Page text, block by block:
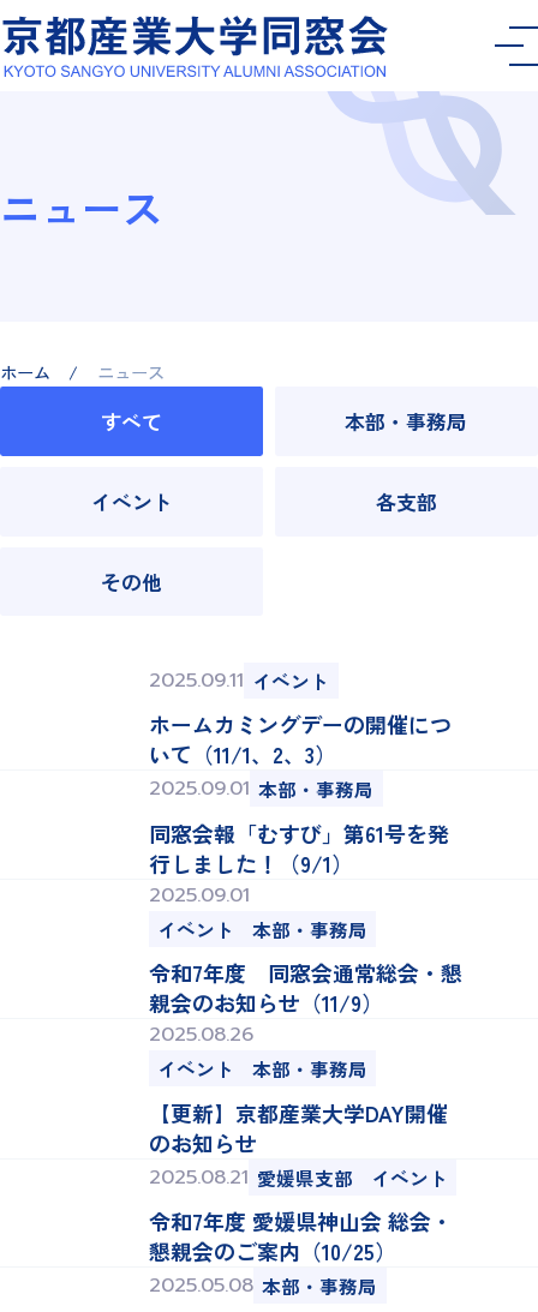
ニュース
ホーム ニュース
すべて 本部・事務局
イベント 各支部
その他
2025.09.11 イベント
ホームカミングデーの開催につ
いて（11/1、2、3）
2025.09.01 本部・事務局
同窓会報「むすび」第61号を発
行しました！（9/1）
2025.09.01
イベント 本部・事務局
令和7年度 同窓会通常総会・懇
親会のお知らせ（11/9）
2025.08.26
イベント 本部・事務局
【更新】京都産業大学DAY開催
のお知らせ
2025.08.21 愛媛県支部 イベント
令和7年度 愛媛県神山会 総会・
懇親会のご案内（10/25）
2025.05.08 本部・事務局